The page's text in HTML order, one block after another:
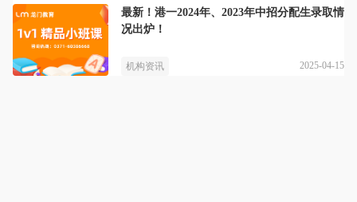
最新！港一2024年、2023年中招分配生录取情
况出炉！
机构资讯 2025-04-15